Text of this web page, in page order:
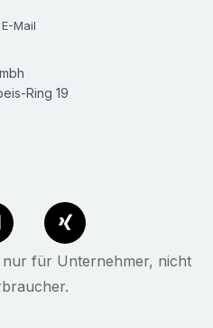
Mail
Ring 19
für Unternehmer, nicht